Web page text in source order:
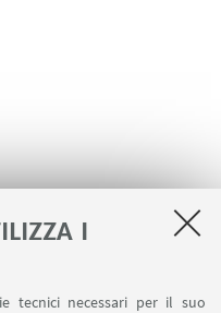
I
tecnici necessari per il suo